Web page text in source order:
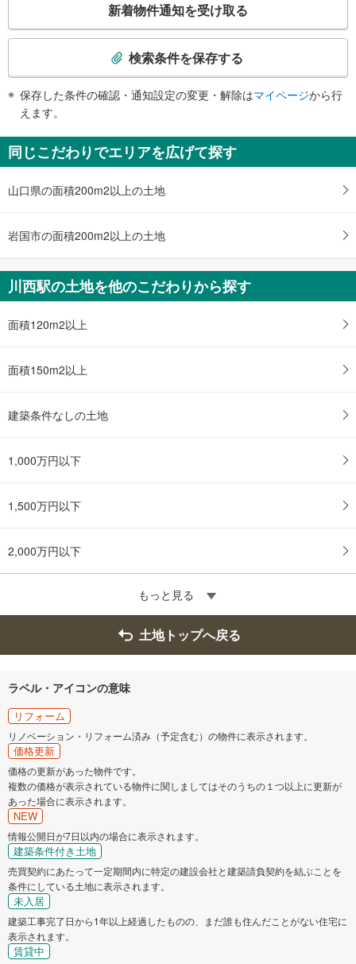
検
知
を
け
・
件
を
イ
ー
保
す
る
新着物件通知を受け取る
検索条件を保存する
保存した条件の確認・通知設定の変更・解除はマイページから行
えます。
同じこだわりでエリアを広げて探す
山口県の面積200m2以上の土地
岩国市の面積200m2以上の土地
川西駅の土地を他のこだわりから探す
面積120m2以上
面積150m2以上
建築条件なしの土地
1,000万円以下
1,500万円以下
2,000万円以下
もっと見る
土地トップへ戻る
ラベル・アイコンの意味
リフォーム
リノベーション・リフォーム済み（予定含む）の物件に表示されます。
価格更新
価格の更新があった物件です。
複数の価格が表示されている物件に関しましてはそのうちの１つ以上に更新が
あった場合に表示されます。
NEW
情報公開日が7日以内の場合に表示されます。
建築条件付き土地
売買契約にあたって一定期間内に特定の建設会社と建築請負契約を結ぶことを
条件にしている土地に表示されます。
未入居
建築工事完了日から1年以上経過したものの、まだ誰も住んだことがない住宅に
表示されます。
賃貸中